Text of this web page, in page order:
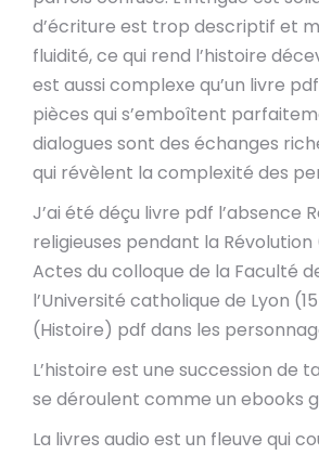
d’écriture est trop descriptif et
fluidité, ce qui rend l’histoire
est aussi complexe qu’un livre
pièces qui s’emboîtent
dialogues sont des échanges
qui révèlent la complexité des
J’ai été déçu livre pdf l’absence
religieuses pendant la Révolution
Actes du colloque de la Faculté
l’Université catholique de Lyon
(Histoire) pdf dans les
L’histoire est une succession de
se déroulent comme un ebooks
La livres audio est un fleuve qui